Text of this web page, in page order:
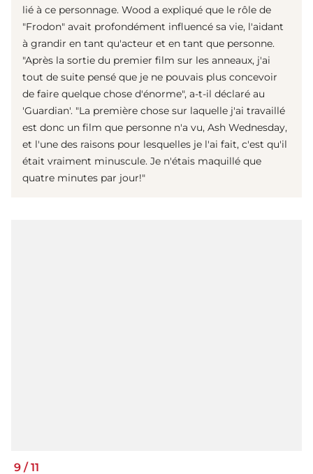
lié à ce personnage. Wood a expliqué que le rôle de
"Frodon" avait profondément influencé sa vie, l'aidant
à grandir en tant qu'acteur et en tant que personne.
"Après la sortie du premier film sur les anneaux, j'ai
tout de suite pensé que je ne pouvais plus concevoir
de faire quelque chose d'énorme", a-t-il déclaré au
'Guardian'. "La première chose sur laquelle j'ai travaillé
est donc un film que personne n'a vu, Ash Wednesday,
et l'une des raisons pour lesquelles je l'ai fait, c'est qu'il
était vraiment minuscule. Je n'étais maquillé que
quatre minutes par jour!"
9 /11